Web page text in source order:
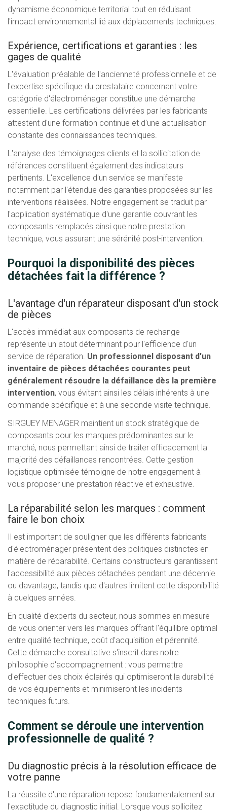
dynamisme économique territorial tout en réduisant
l'impact environnemental lié aux déplacements techniques.
Expérience, certifications et garanties : les
gages de qualité
L'évaluation préalable de l'ancienneté professionnelle et de
l'expertise spécifique du prestataire concernant votre
catégorie d'électroménager constitue une démarche
essentielle. Les certifications délivrées par les fabricants
attestent d'une formation continue et d'une actualisation
constante des connaissances techniques.
L'analyse des témoignages clients et la sollicitation de
références constituent également des indicateurs
pertinents. L'excellence d'un service se manifeste
notamment par l'étendue des garanties proposées sur les
interventions réalisées. Notre engagement se traduit par
l'application systématique d'une garantie couvrant les
composants remplacés ainsi que notre prestation
technique, vous assurant une sérénité post-intervention.
Pourquoi la disponibilité des pièces
détachées fait la différence ?
L'avantage d'un réparateur disposant d'un stock
de pièces
L'accès immédiat aux composants de rechange
représente un atout déterminant pour l'efficience d'un
service de réparation. Un professionnel disposant d'un
inventaire de pièces détachées courantes peut
généralement résoudre la défaillance dès la première
intervention, vous évitant ainsi les délais inhérents à une
commande spécifique et à une seconde visite technique.
SIRGUEY MENAGER maintient un stock stratégique de
composants pour les marques prédominantes sur le
marché, nous permettant ainsi de traiter efficacement la
majorité des défaillances rencontrées. Cette gestion
logistique optimisée témoigne de notre engagement à
vous proposer une prestation réactive et exhaustive.
La réparabilité selon les marques : comment
faire le bon choix
Il est important de souligner que les différents fabricants
d'électroménager présentent des politiques distinctes en
matière de réparabilité. Certains constructeurs garantissent
l'accessibilité aux pièces détachées pendant une décennie
ou davantage, tandis que d'autres limitent cette disponibilité
à quelques années.
En qualité d'experts du secteur, nous sommes en mesure
de vous orienter vers les marques offrant l'équilibre optimal
entre qualité technique, coût d'acquisition et pérennité.
Cette démarche consultative s'inscrit dans notre
philosophie d'accompagnement : vous permettre
d'effectuer des choix éclairés qui optimiseront la durabilité
de vos équipements et minimiseront les incidents
techniques futurs.
Comment se déroule une intervention
professionnelle de qualité ?
Du diagnostic précis à la résolution efficace de
votre panne
La réussite d'une réparation repose fondamentalement sur
l'exactitude du diagnostic initial. Lorsque vous sollicitez